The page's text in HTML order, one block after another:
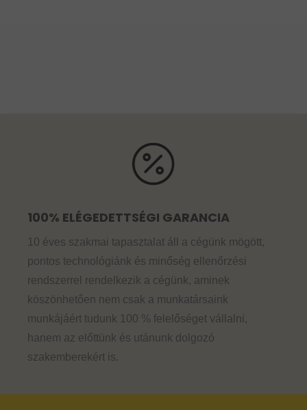
100% ELÉGEDETTSÉGI GARANCIA
10 éves szakmai tapasztalat áll a cégünk mögött,
pontos technológiánk és minőség ellenőrzési
rendszerrel rendelkezik a cégünk, aminek
köszönhetően nem csak a munkatársaink
munkájáért tudunk 100 % felelőséget vállalni,
hanem az előttünk és utánunk dolgozó
szakemberekért is.